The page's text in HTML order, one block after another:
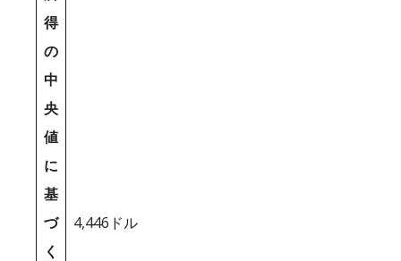
得
の
中
央
値
に
基
づ
く
4,446ドル